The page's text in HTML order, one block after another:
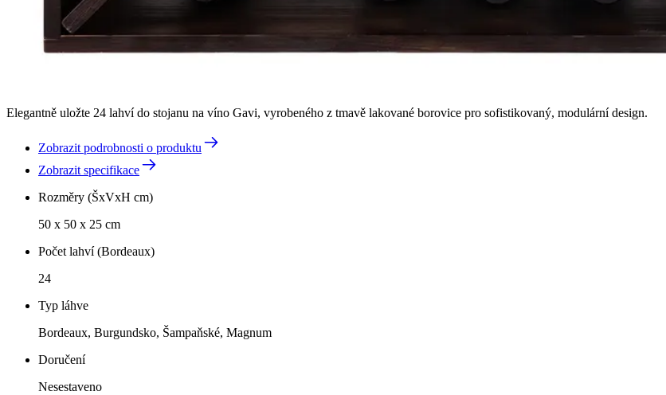
Elegantně uložte 24 lahví do stojanu na víno Gavi, vyrobeného z tmavě lakované borovice pro sofistikovaný, modulární design.
Zobrazit podrobnosti o produktu
Zobrazit specifikace
Rozměry (ŠxVxH cm)
50 x 50 x 25 cm
Počet lahví (Bordeaux)
24
Typ láhve
Bordeaux, Burgundsko, Šampaňské, Magnum
Doručení
Nesestaveno